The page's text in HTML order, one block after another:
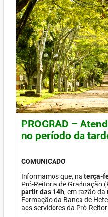
PROGRAD –
no período da
COMUNICADO
Informamos que, na terça-
Pró-Reitoria de Graduação
partir das 14h, em razão da
Formação da Banca de
aos servidores da Pró-